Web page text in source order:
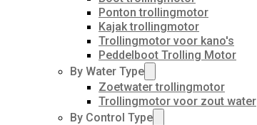
Ponton trollingmotor
Kajak trollingmotor
Trollingmotor voor kano's
Peddelboot Trolling Motor
By Water Type
Zoetwater trollingmotor
Trollingmotor voor zout water
By Control Type